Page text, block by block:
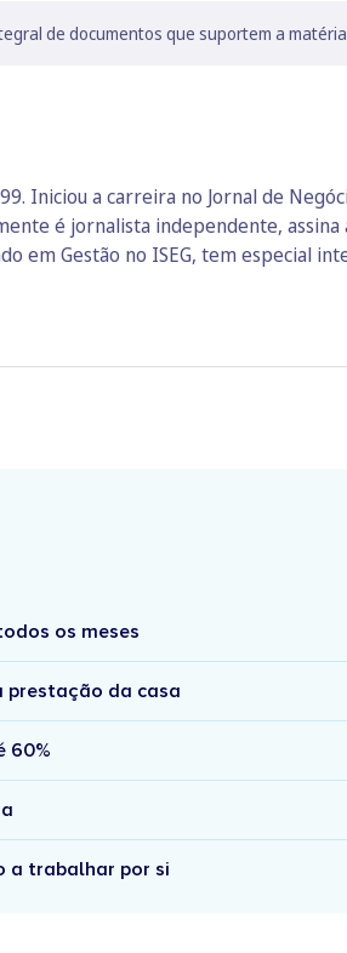
de documentos que suportem a
Iniciou a carreira no Jornal de
é jornalista independente,
em Gestão no ISEG, tem especial
os meses
prestação da casa
60%
a trabalhar por si